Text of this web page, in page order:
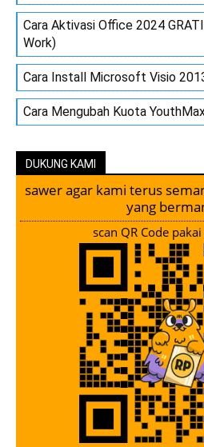
Cara Aktivasi Office 2024
Work)
Cara Install Microsoft Visio
Cara Mengubah Kuota
DUKUNG KAMI
sawer agar kami terus
yang
scan QR Code